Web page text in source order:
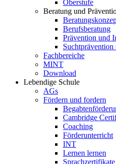
Oberstufe
Beratung und
Berufsberatung
Prävention und
Fachbereiche
MINT
Download
Lebendige Schule
AGs
Fördern und fordern
Cambridge
Coaching
Förderunterricht
INT
Lernen lernen